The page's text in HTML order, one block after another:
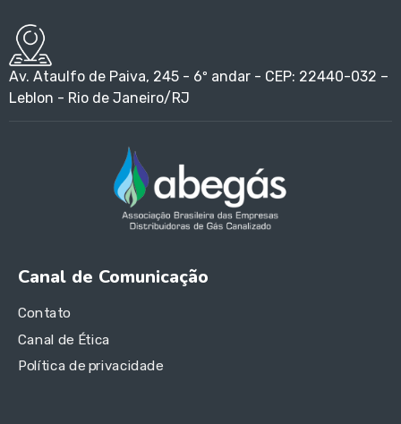
Av. Ataulfo de Paiva, 245 - 6º andar - CEP: 22440-032 –
Leblon - Rio de Janeiro/RJ
Canal de Comunicação
Contato
Canal de Ética
Política de privacidade